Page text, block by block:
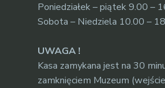
Poniedziałek – piątek 9.00 –
Sobota – Niedziela 10.00 –
UWAGA !
Kasa zamykana jest na 30
zamknięciem Muzeum